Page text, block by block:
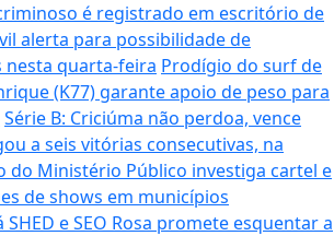
é registrado em escritório de
alerta para possibilidade de
quarta-feira Prodígio do surf de
(K77) garante apoio de peso para
Série B: Criciúma não perdoa, vence
a seis vitórias consecutivas, na
do Ministério Público investiga cartel e
de shows em municípios
SHED e SEO Rosa promete esquentar a